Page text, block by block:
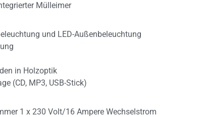
Mülleimer
und LED-Außenbeleuchtung
in Holzoptik
(CD, MP3, USB-Stick)
1 x 230 Volt/16 Ampere Wechselstrom